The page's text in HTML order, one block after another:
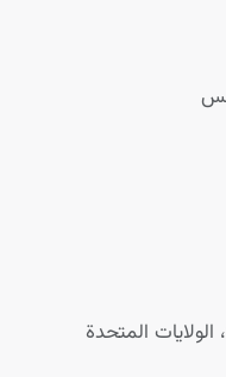
سان فرانسيسكو، كاليفورنيا 94117، الولايات المتحدة